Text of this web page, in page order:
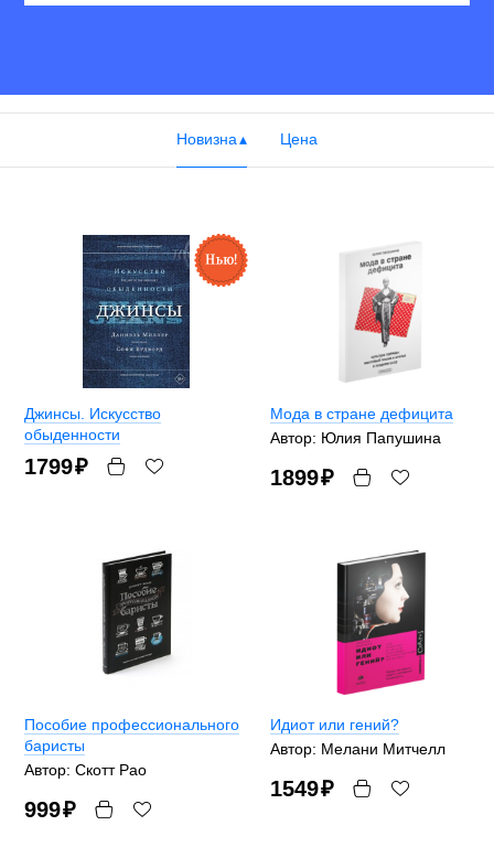
Новизна Цена
Джинсы. Искусство
обыденности
1799₽
Мода в стране дефицита
Автор: Юлия Папушина
1899₽
Пособие профессионального
баристы
Автор: Скотт Рао
999₽
Идиoт или гeний?
Автор: Мелани Митчелл
1549₽